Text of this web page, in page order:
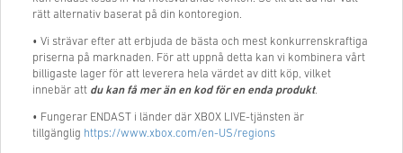
rätt alternativ baserat på din kontoregion.
• Vi strävar efter att erbjuda de bästa och mest konkurrenskraftiga
priserna på marknaden. För att uppnå detta kan vi kombinera vårt
billigaste lager för att leverera hela värdet av ditt köp, vilket
innebär att du kan få mer än en kod för en enda produkt.
• Fungerar ENDAST i länder där XBOX LIVE-tjänsten är
tillgänglig https://www.xbox.com/en-US/regions